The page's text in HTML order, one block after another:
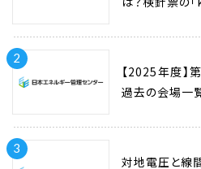
2
【2025年度】
過去の会場一
3
対地電圧と線